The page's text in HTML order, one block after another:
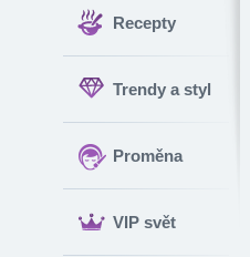
Recepty
Trendy a styl
Proměna
VIP svět